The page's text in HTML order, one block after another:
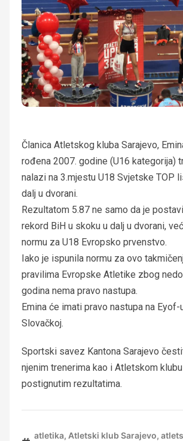
Članica Atletskog kluba Sarajevo,
rođena 2007. godine (U16 kategorija)
nalazi na 3.mjestu U18 Svjetske TOP
dalj u dvorani.
Rezultatom 5.87 ne samo da je
rekord BiH u skoku u dalj u dvorani,
normu za U18 Evropsko prvenstvo.
Iako je ispunila normu za ovo
pravilima Evropske Atletike zbog
godina nema pravo nastupa.
Emina će imati pravo nastupa na Eyof-
Slovačkoj.
Sportski savez Kantona Sarajevo
njenim trenerima kao i Atletskom
postignutim rezultatima.
atletika, Atletski klub Sarajevo,